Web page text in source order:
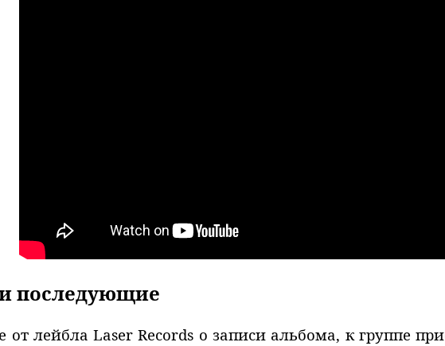
последующие
лейбла Laser Records о записи альбома, к группе